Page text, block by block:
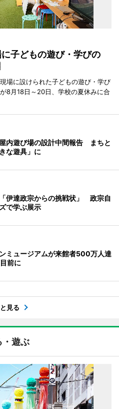
子どもの遊び・学びの
場に設けられた子どもの遊び・学び
8月18日～20日、学校の夏休みに合
内遊び場の設計中間報告 まちと
な遊具」に
伊達政宗からの挑戦状」 政宗自
で学ぶ展示
ミュージアムが来館者500万人達
前に
見る
・遊ぶ